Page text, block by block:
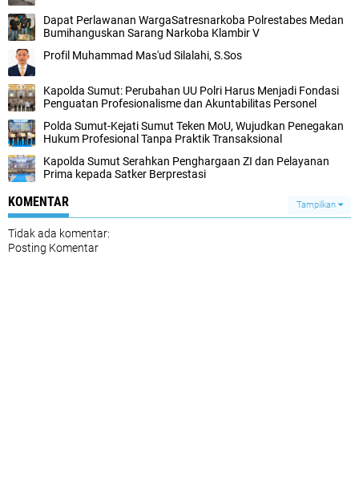
Dapat Perlawanan WargaSatresnarkoba Polrestabes Medan
Bumihanguskan Sarang Narkoba Klambir V
Profil Muhammad Mas'ud Silalahi, S.Sos
Kapolda Sumut: Perubahan UU Polri Harus Menjadi Fondasi
Penguatan Profesionalisme dan Akuntabilitas Personel
Polda Sumut-Kejati Sumut Teken MoU, Wujudkan Penegakan
Hukum Profesional Tanpa Praktik Transaksional
Kapolda Sumut Serahkan Penghargaan ZI dan Pelayanan
Prima kepada Satker Berprestasi
KOMENTAR Tampilkan
Tidak ada komentar:
Posting Komentar